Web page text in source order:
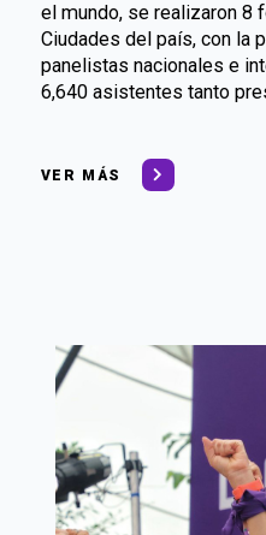
el mundo, se realizaron 8
Ciudades del país, con la
panelistas nacionales e
6,640 asistentes tanto
VER MÁS